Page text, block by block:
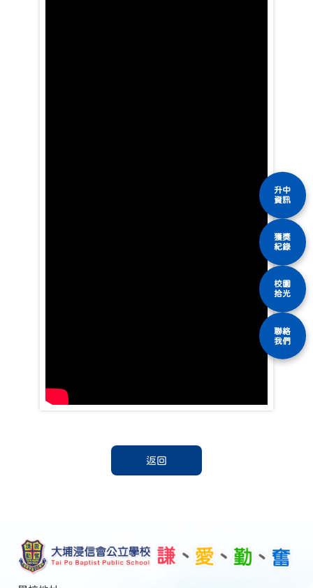
返回
升中
資訊
獲獎
紀錄
校園
拾光
聯絡
我們